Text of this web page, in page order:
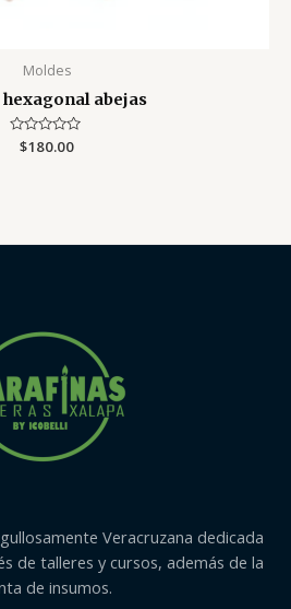
Moldes
abejas
Valorado
$180.00
Veracruzana dedicada
de talleres y cursos, además de la
de insumos.